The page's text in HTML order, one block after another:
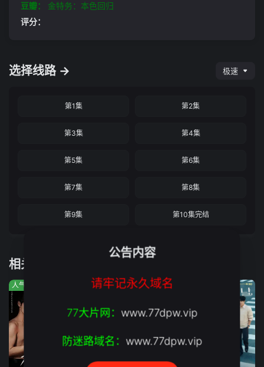
豆瓣：
金特务：本色回归
评分：
选择线路 → 极速
第1集 第2集
第3集 第4集
第5集 第6集
第7集 第8集
第9集 第10集完结
相关推荐
人气:568 人气:5190
公告内容
请牢记永久域名
77大片网： www.77dpw.vip
防迷路域名： www.77dpw.vip